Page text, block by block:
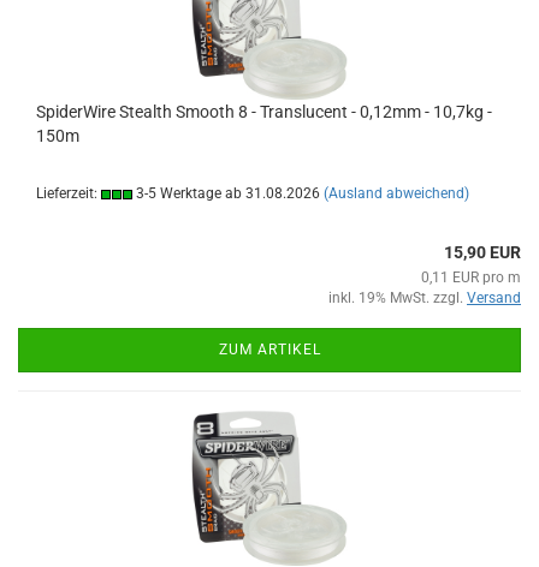
SpiderWire Stealth Smooth 8 - Translucent - 0,12mm - 10,7kg -
150m
Lieferzeit: 3-5 Werktage ab 31.08.2026 (Ausland abweichend)
15,90 EUR
0,11 EUR pro m
inkl. 19% MwSt. zzgl. Versand
ZUM ARTIKEL